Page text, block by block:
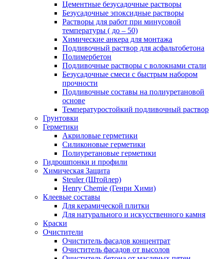
Цементные безусадочные растворы
Безусадочные эпоксидные растворы
Растворы для работ при минусовой
температуры ( до – 50)
Химические анкера для монтажа
Подливочный раствор для асфальтобетона
Полимербетон
Подливочные растворы с волокнами стали
Безусадочные смеси с быстрым набором
прочности
Подливочные составы на полиуретановой
основе
Температуростойкий подливочный раствор
Грунтовки
Герметики
Акриловые герметики
Силиконовые герметики
Полиуретановые герметики
Гидрошпонки и профили
Химическая Защита
Steuler (Штойлер)
Henry Chemie (Генри Хими)
Клеевые составы
Для керамической плитки
Для натурального и искусственного камня
Краски
Очистители
Очиститель фасадов концентрат
Очиститель фасадов от высолов